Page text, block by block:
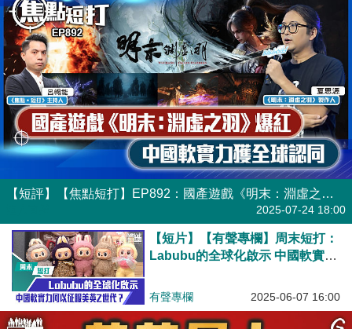
【短評】【焦點短打】EP892：國產遊戲《明末：淵虛之羽》爆紅 中國軟實力獲全球認同
2025-07-24 18:00
【短片】【有聲專欄】周末短打：
Labubu的全球化啟示 中國軟實力
有聲專欄 2025-06-07 16:00